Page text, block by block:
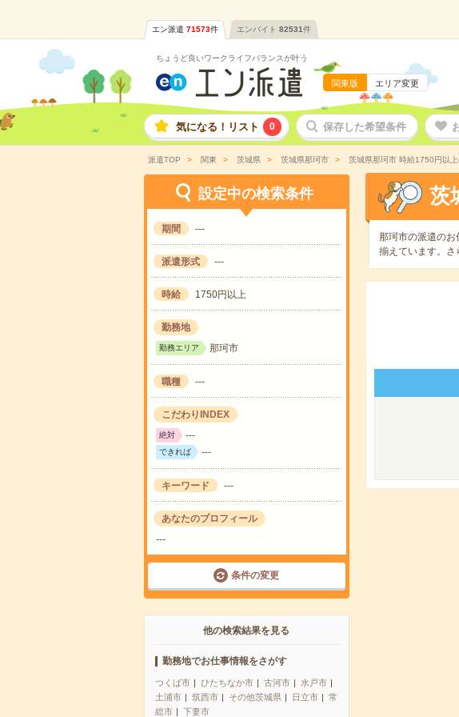
エン派遣 71573件 エンバイト 82531件
ちょうど良いワークライフバランスが叶う
関東版 エリア変更
気になる！リスト 0 保存した希望条件
派遣TOP 関東 茨城県 茨城県那珂市 茨城県那珂市 時給1750円以
設定中の検索条件
期間 ---
派遣形式 ---
時給 1750円以上
勤務地
勤務エリア 那珂市
職種 ---
こだわりINDEX
絶対 ---
できれば ---
キーワード ---
あなたのプロフィール
---
条件の変更
他の検索結果を見る
勤務地でお仕事情報をさがす
つくば市 ひたちなか市 古河市
水戸市
土浦市
筑西市 その他茨城県 日立市
常
総市
下妻市
茨
那珂市の派遣のお
揃えています。さ